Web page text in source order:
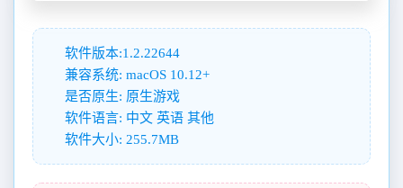
软件版本:1.2.22644
兼容系统: macOS 10.12+
是否原生: 原生游戏
软件语言: 中文 英语 其他
软件大小: 255.7MB